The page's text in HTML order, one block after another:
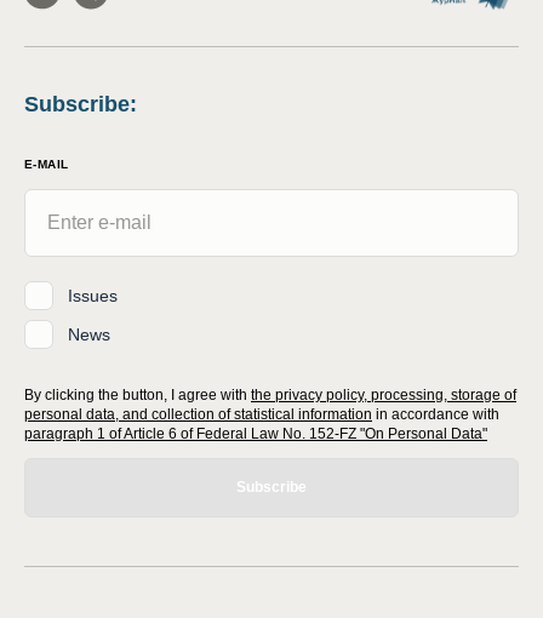
Subscribe:
E-MAIL
Issues
News
By clicking the button, I agree with the privacy policy, processing, storage of
personal data, and collection of statistical information in accordance with
paragraph 1 of Article 6 of Federal Law No. 152-FZ "On Personal Data"
Subscribe